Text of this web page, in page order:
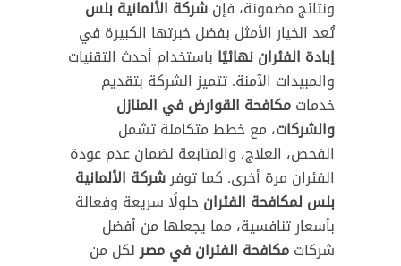
ونتائج مضمونة، فإنشركة الألمانية بلس
تُعد الخيار الأمثل بفضل خبرتها الكبيرة في
إبادة الفئران نهائيًا باستخدام أحدث التقنيات
والمبيدات الآمنة. تتميز الشركة بتقديم
خدماتمكافحة القوارض في المنازل
والشركات، مع خطط متكاملة تشمل
الفحص، العلاج، والمتابعة لضمان عدم عودة
الفئران مرة أخرى. كما توفرشركة الألمانية
بلس لمكافحة الفئرانحلولًا سريعة وفعالة
بأسعار تنافسية، مما يجعلها من أفضل
شركاتمكافحة الفئران في مصرلكل من